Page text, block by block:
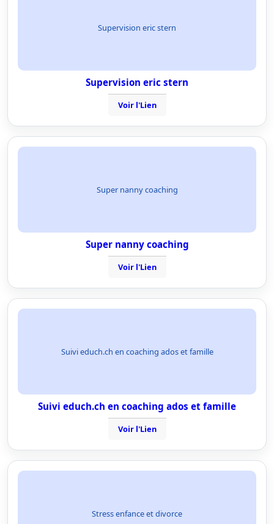
Supervision eric stern
Supervision eric stern
Voir l'Lien
Super nanny coaching
Super nanny coaching
Voir l'Lien
Suivi educh.ch en coaching ados et famille
Suivi educh.ch en coaching ados et famille
Voir l'Lien
Stress enfance et divorce